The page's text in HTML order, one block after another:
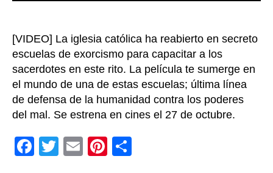
[VIDEO] La iglesia católica ha reabierto en secreto
escuelas de exorcismo para capacitar a los
sacerdotes en este rito. La película te sumerge en
el mundo de una de estas escuelas; última línea
de defensa de la humanidad contra los poderes
del mal. Se estrena en cines el 27 de octubre.
F
T
E
Pi